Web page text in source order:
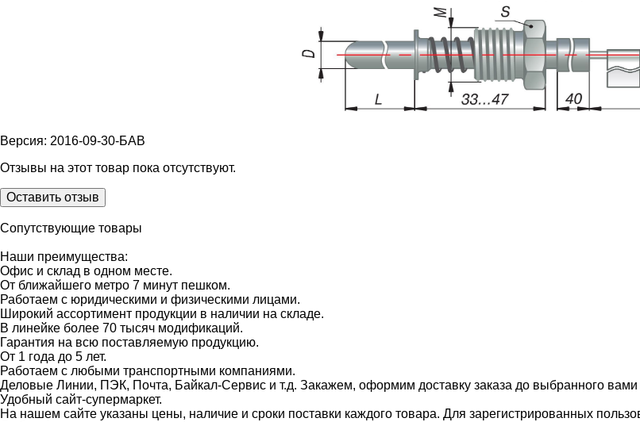
Версия: 2016-09-30-БАВ
Отзывы на этот товар пока отсутствуют.
Оставить отзыв
Сопутствующие товары
Наши преимущества:
Офис и склад в одном месте.
От ближайшего метро 7 минут пешком.
Работаем с юридическими и физическими лицами.
Широкий ассортимент продукции в наличии на складе.
В линейке более 70 тысяч модификаций.
Гарантия на всю поставляемую продукцию.
От 1 года до 5 лет.
Работаем с любыми транспортными компаниями.
Деловые Линии, ПЭК, Почта, Байкал-Сервис и т.д. Закажем, оформим доставку заказа до выбранного вами
Удобный сайт-супермаркет.
На нашем сайте указаны цены, наличие и сроки поставки каждого товара. Для зарегистрированных